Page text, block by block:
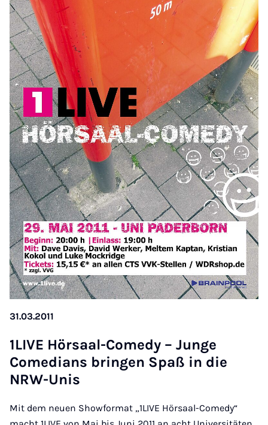
31.03.2011
1LIVE Hör­saal-Com­edy – Junge
Comedi­ans brin­g­en Spaß in die
NRW-Unis
Mit dem neuen Showformat „1LIVE Hörsaal-Comedy“